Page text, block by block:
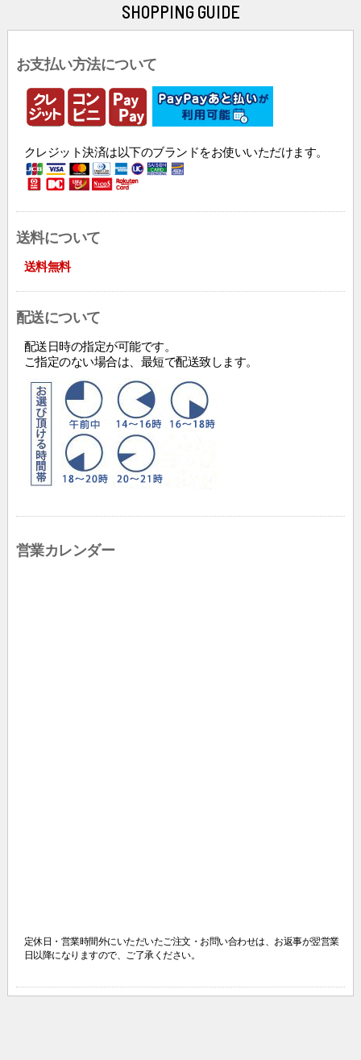
SHOPPING GUIDE
お支払い方法について
クレジット決済は以下のブランドをお使いいただけます。
送料について
送料無料
配送について
配送日時の指定が可能です。
ご指定のない場合は、最短で配送致します。
営業カレンダー
定休日・営業時間外にいただいたご注文・お問い合わせは、 お返事が翌営業
日以降になりますので、ご了承ください。